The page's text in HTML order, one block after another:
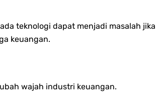
teknologi dapat menjadi masalah
keuangan.
wajah industri keuangan.